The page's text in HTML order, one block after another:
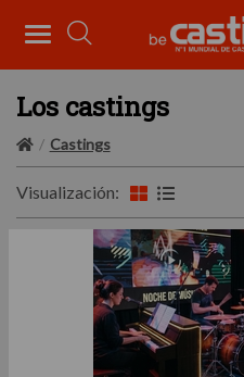
Los castings
Castings
Visualización: